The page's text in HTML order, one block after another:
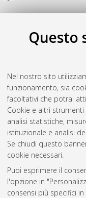
Questo
Nel nostro sito
funzionamento, sia
facoltativi che potrai
Cookie e altri
analisi statistiche,
istituzionale e analisi
Se chiudi questo
cookie necessari.
Puoi esprimere il
l'opzione in
consensi più specifici
Atom
Rss 1.0